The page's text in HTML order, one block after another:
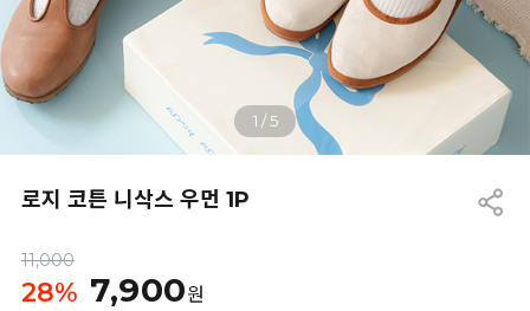
1 /5
로지 코튼 니삭스 우먼 1P
11,000
28% 7,900원